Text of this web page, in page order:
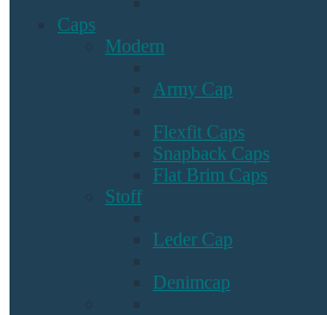
Caps
Modern
Army Cap
Flexfit Caps
Snapback Caps
Flat Brim Caps
Stoff
Leder Cap
Denimcap